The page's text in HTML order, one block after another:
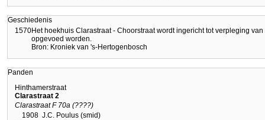
Geschiedenis
1570Het hoekhuis Clarastraat - Choorstraat wordt ingericht tot verpleging
opgevoed worden.
Bron: Kroniek van 's-Hertogenbosch
Panden
Hinthamerstraat
Clarastraat 2
Clarastraat F 70a (????)
1908 J.C. Poulus (smid)